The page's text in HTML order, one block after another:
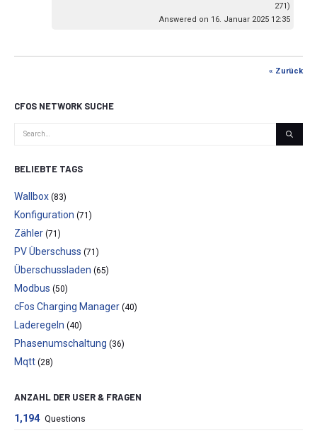
271)
Answered on 16. Januar 2025 12:35
« Zurück
CFOS NETWORK SUCHE
BELIEBTE TAGS
Wallbox (83)
Konfiguration (71)
Zähler (71)
PV Überschuss (71)
Überschussladen (65)
Modbus (50)
cFos Charging Manager (40)
Laderegeln (40)
Phasenumschaltung (36)
Mqtt (28)
ANZAHL DER USER & FRAGEN
1,194 Questions